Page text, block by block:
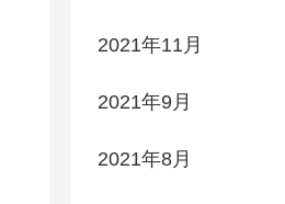
2021年11月
2021年9月
2021年8月